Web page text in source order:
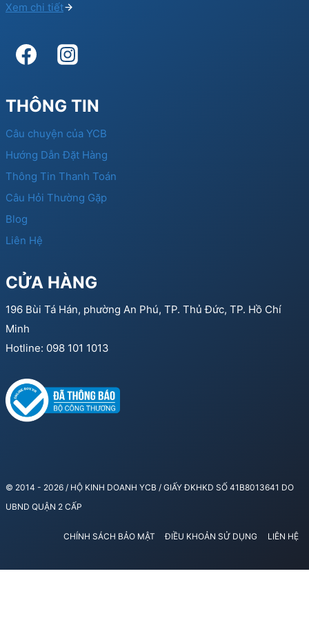
Xem chi tiết
THÔNG TIN
Câu chuyện của YCB
Hướng Dẫn Đặt Hàng
Thông Tin Thanh Toán
Câu Hỏi Thường Gặp
Blog
Liên Hệ
CỬA HÀNG
196 Bùi Tá Hán, phường An Phú, TP. Thủ Đức, TP. Hồ Chí
Minh
Hotline: 098 101 1013
© 2014 - 2026 / HỘ KINH DOANH YCB / GIẤY ĐKHKD SỐ 41B8013641 DO
UBND QUẬN 2 CẤP
CHÍNH SÁCH BẢO MẬT ĐIỀU KHOẢN SỬ DỤNG LIÊN HỆ